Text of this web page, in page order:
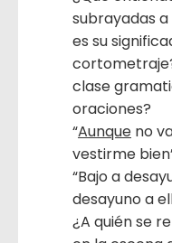
subrayadas
es su
clase
oraciones?
“Aunque no
vestirme
“Bajo a
desayuno a
¿A quién se